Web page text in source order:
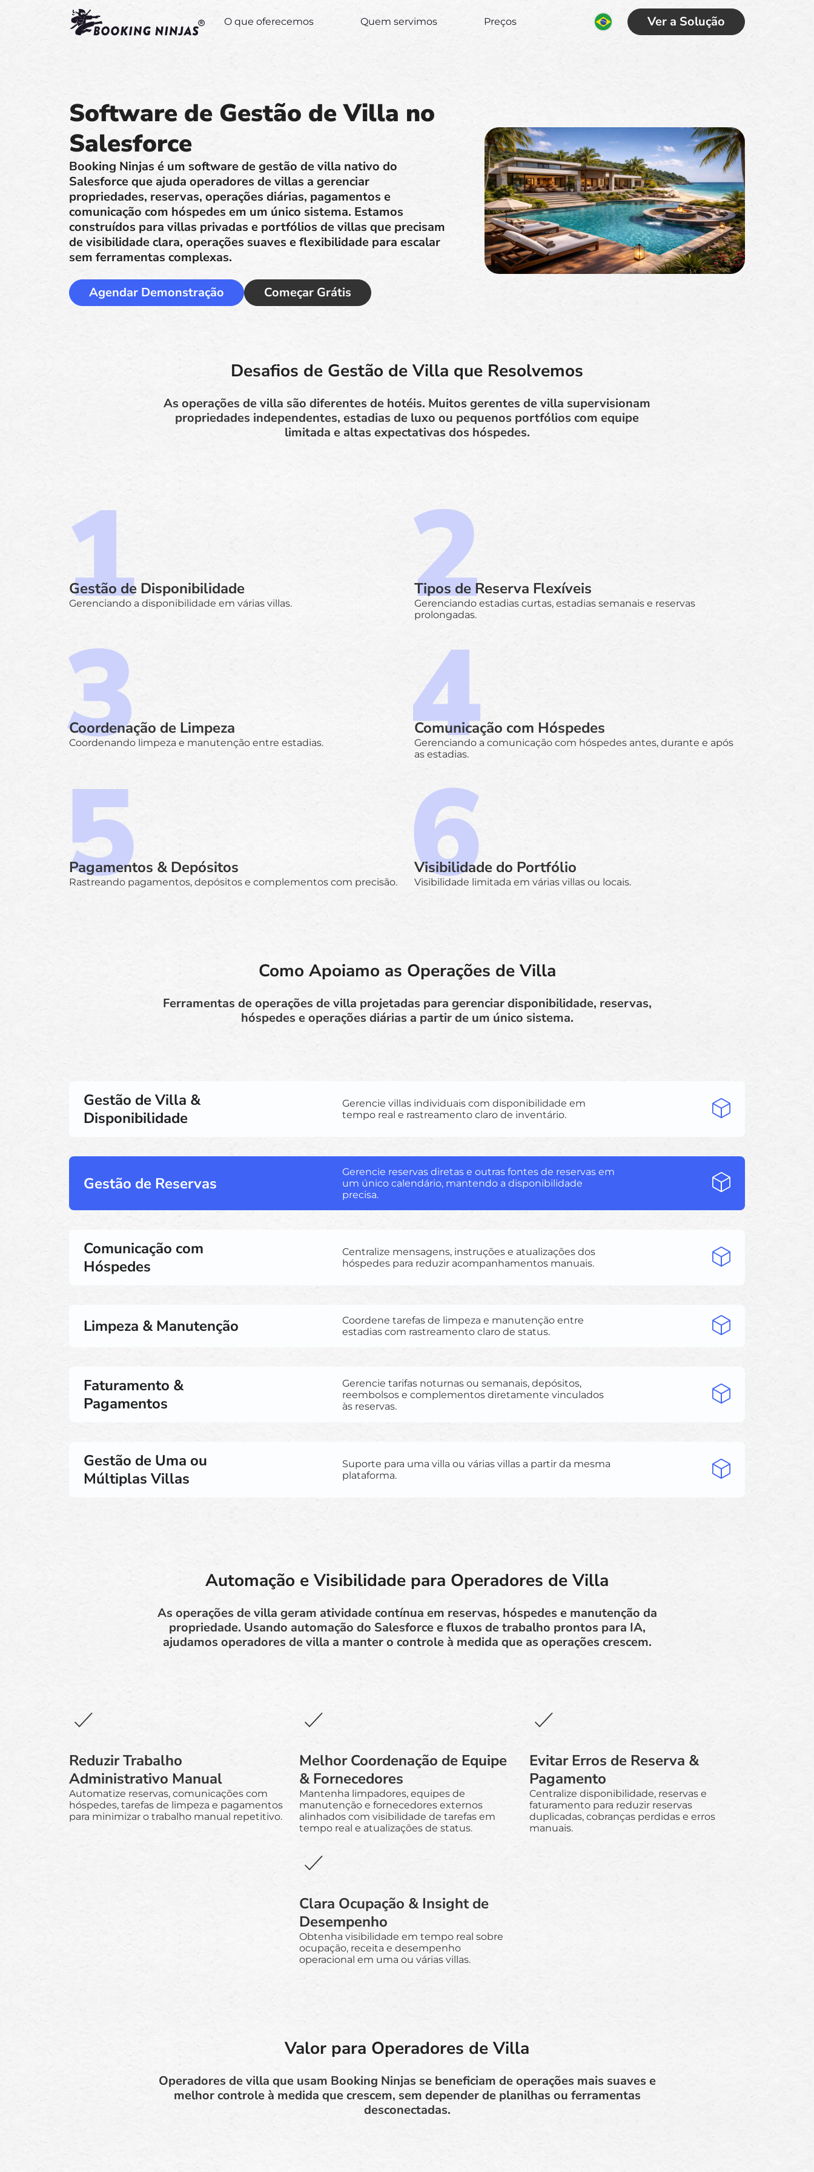
Ver a Solução
O que oferecemos Quem servimos Preços
Software de Gestão de Villa no
Salesforce
Booking Ninjas é um software de gestão de villa nativo do
Salesforce que ajuda operadores de villas a gerenciar
propriedades, reservas, operações diárias, pagamentos e
comunicação com hóspedes em um único sistema. Estamos
construídos para villas privadas e portfólios de villas que precisam
de visibilidade clara, operações suaves e flexibilidade para escalar
sem ferramentas complexas.
Agendar Demonstração Começar Grátis
Desafios de Gestão de Villa que Resolvemos
As operações de villa são diferentes de hotéis. Muitos gerentes de villa supervisionam
propriedades independentes, estadias de luxo ou pequenos portfólios com equipe
limitada e altas expectativas dos hóspedes.
Gestão de Disponibilidade
Gerenciando a disponibilidade em várias villas.
Tipos de Reserva Flexíveis
Gerenciando estadias curtas, estadias semanais e reservas
prolongadas.
Coordenação de Limpeza
Coordenando limpeza e manutenção entre estadias.
Comunicação com Hóspedes
Gerenciando a comunicação com hóspedes antes, durante e após
as estadias.
Pagamentos & Depósitos
Rastreando pagamentos, depósitos e complementos com precisão.
Visibilidade do Portfólio
Visibilidade limitada em várias villas ou locais.
Como Apoiamo as Operações de Villa
Ferramentas de operações de villa projetadas para gerenciar disponibilidade, reservas,
hóspedes e operações diárias a partir de um único sistema.
Gestão de Villa &
Disponibilidade
Gerencie villas individuais com disponibilidade em
tempo real e rastreamento claro de inventário.
Gestão de Reservas
Gerencie reservas diretas e outras fontes de reservas em
um único calendário, mantendo a disponibilidade
precisa.
Comunicação com
Hóspedes
Centralize mensagens, instruções e atualizações dos
hóspedes para reduzir acompanhamentos manuais.
Limpeza & Manutenção
Coordene tarefas de limpeza e manutenção entre
estadias com rastreamento claro de status.
Faturamento &
Pagamentos
Gerencie tarifas noturnas ou semanais, depósitos,
reembolsos e complementos diretamente vinculados
às reservas.
Gestão de Uma ou
Múltiplas Villas
Suporte para uma villa ou várias villas a partir da mesma
plataforma.
Automação e Visibilidade para Operadores de Villa
As operações de villa geram atividade contínua em reservas, hóspedes e manutenção da
propriedade. Usando automação do Salesforce e fluxos de trabalho prontos para IA,
ajudamos operadores de villa a manter o controle à medida que as operações crescem.
Reduzir Trabalho
Administrativo Manual
Automatize reservas, comunicações com
hóspedes, tarefas de limpeza e pagamentos
para minimizar o trabalho manual repetitivo.
Melhor Coordenação de Equipe
& Fornecedores
Mantenha limpadores, equipes de
manutenção e fornecedores externos
alinhados com visibilidade de tarefas em
tempo real e atualizações de status.
Evitar Erros de Reserva &
Pagamento
Centralize disponibilidade, reservas e
faturamento para reduzir reservas
duplicadas, cobranças perdidas e erros
manuais.
Clara Ocupação & Insight de
Desempenho
Obtenha visibilidade em tempo real sobre
ocupação, receita e desempenho
operacional em uma ou várias villas.
Valor para Operadores de Villa
Operadores de villa que usam Booking Ninjas se beneficiam de operações mais suaves e
melhor controle à medida que crescem, sem depender de planilhas ou ferramentas
desconectadas.